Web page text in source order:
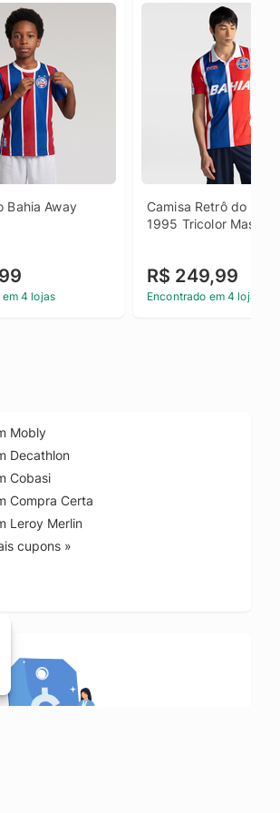
Bahia Away
4 lojas
Camisa Retrô do
1995 Tricolor
R$ 249,99
Encontrado em 4 lojas
Mobly
Decathlon
Cobasi
Compra Certa
Leroy Merlin
cupons »